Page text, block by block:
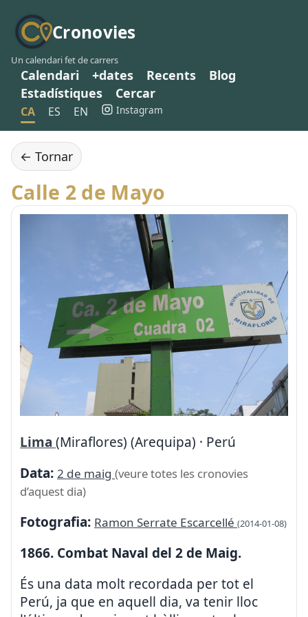
Cronovies
Un calendari fet de carrers
Calendari +dates Recents
Blog
Estadístiques
Cercar
CA ES EN Instagram
← Tornar
Calle 2 de Mayo
Lima (Miraflores) (Arequipa) · Perú
Data: 2 de maig (veure totes les cronovies
d’aquest dia)
Fotografia: Ramon Serrate Escarcellé (2014-01-08)
1866. Combat Naval del 2 de Maig.
És una data molt recordada per tot el
Perú, ja que en aquell dia, va tenir lloc